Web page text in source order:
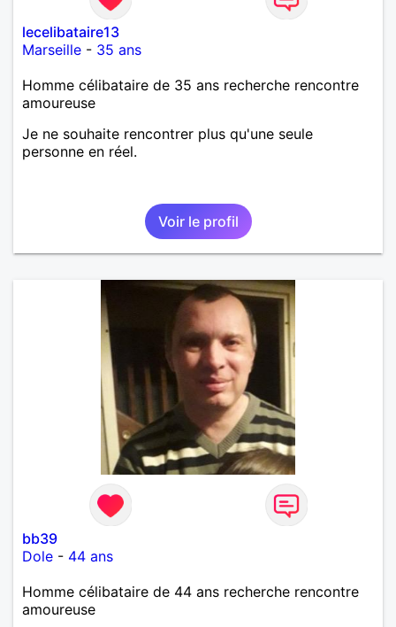
lecelibataire13
Marseille - 35 ans
Homme célibataire de 35 ans recherche rencontre
amoureuse
Je ne souhaite rencontrer plus qu'une seule
personne en réel.
Voir le profil
bb39
Dole - 44 ans
Homme célibataire de 44 ans recherche rencontre
amoureuse